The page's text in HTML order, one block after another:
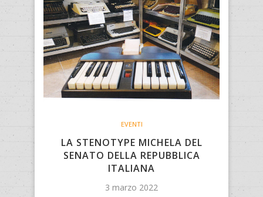
EVENTI
LA STENOTYPE MICHELA DEL
SENATO DELLA REPUBBLICA
ITALIANA
3 marzo 2022